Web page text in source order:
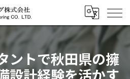
ントで秋田県の擁
設計経験を活かす